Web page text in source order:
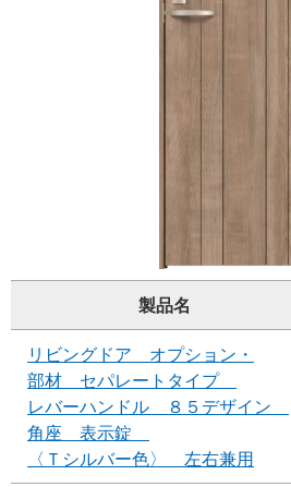
製品名
リビングドア オプション・
部材 セパレートタイプ
レバーハンドル ８５デザイン
角座 表示錠
〈Ｔシルバー色〉 左右兼用